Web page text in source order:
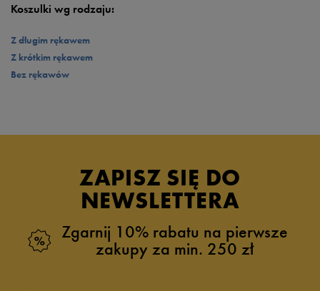
Koszulki wg rodzaju:
Z długim rękawem
Z krótkim rękawem
Bez rękawów
ZAPISZ SIĘ DO
NEWSLETTERA
Zgarnij 10% rabatu na pierwsze
zakupy za min. 250 zł